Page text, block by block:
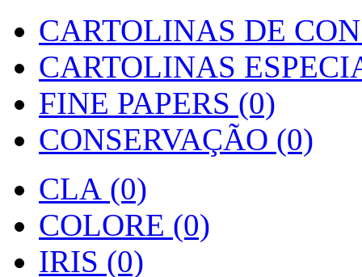
CARTOLINAS DE
CARTOLINAS
FINE PAPERS (0)
CONSERVAÇÃO (0)
CLA (0)
COLORE (0)
IRIS (0)